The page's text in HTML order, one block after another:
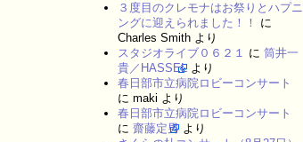
３度目のクレモナはお祭りとハプニ
ングに迎えられました！！
に
Charles Smith より
スタジオライブ０６２１ に 筒井一
貴／HASSEL より
春日部市立病院ロビーコンサート
に maki より
春日部市立病院ロビーコンサート
に 齋藤定男 より